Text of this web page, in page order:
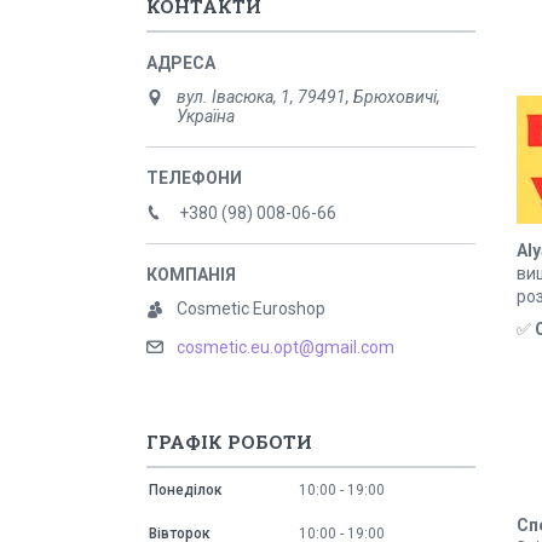
✅
КОНТАКТИ
вул. Івасюка, 1, 79491, Брюховичі,
Україна
+380 (98) 008-06-66
Cosmetic Euroshop
cosmetic.eu.opt@gmail.com
ГРАФІК РОБОТИ
Понеділок 10:00 19:00
Вівторок 10:00 19:00